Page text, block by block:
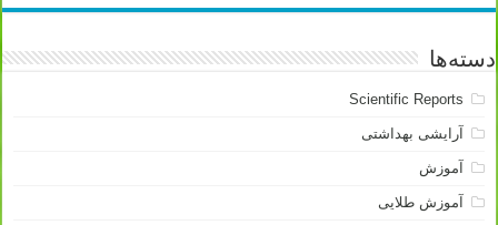
دسته‌ها
Scientific Reports
آرایشی بهداشتی
آموزش
آموزش طلایی